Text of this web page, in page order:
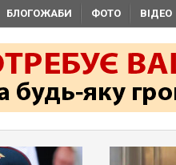
БЛОГОЖАБИ ФОТО ВІДЕО